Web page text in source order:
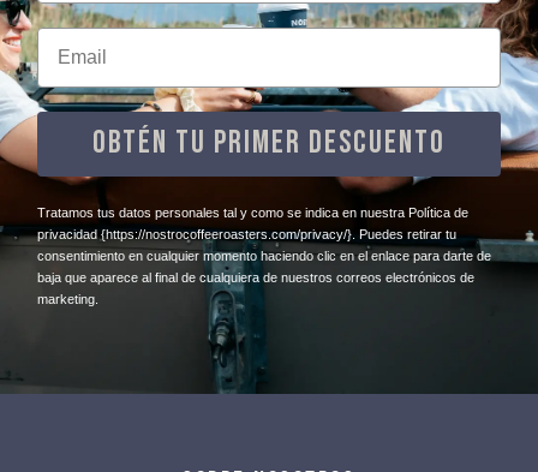
Email
OBTÉN TU PRIMER DESCUENTO
​Tratamos tus datos personales tal y como se indica en nuestra Política de
privacidad {https://nostrocoffeeroasters.com/privacy/} . Puedes retirar tu
consentimiento en cualquier momento haciendo clic en el enlace para darte de
baja que aparece al final de cualquiera de nuestros correos electrónicos de
marketing.